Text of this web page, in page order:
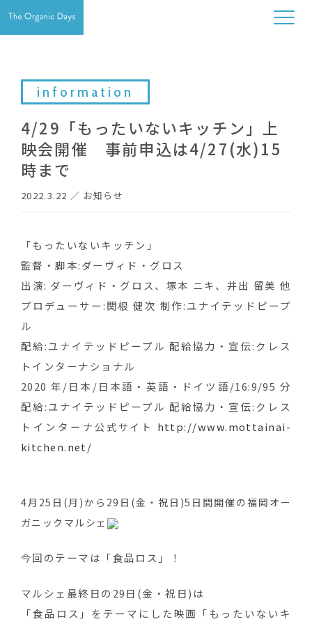
information
4/29「もったいないキッチン」上
映会開催 事前申込は4/27(水)15
時まで
2022.3.22 ／ お知らせ
「もったいないキッチン」
監督・脚本:ダーヴィド・グロス
出演: ダーヴィド・グロス、塚本 ニキ、井出 留美 他
プロデューサー:関根 健次 制作:ユナイテッドピープ
ル
配給:ユナイテッドピープル 配給協力・宣伝:クレス
トインターナショナル
2020 年/日本/日本語・英語・ドイツ語/16:9/95 分
配給:ユナイテッドピープル 配給協力・宣伝:クレス
トインターナ 公式サイト http://www.mottainai-
kitchen.net/
4月25日(月)から29日(金・祝日)5日間開催の 福岡オー
ガニックマルシェ
今回のテーマは「食品ロス」！
マルシェ最終日の29日(金・祝日)は
「食品ロス」をテーマにした映画「もったいないキ